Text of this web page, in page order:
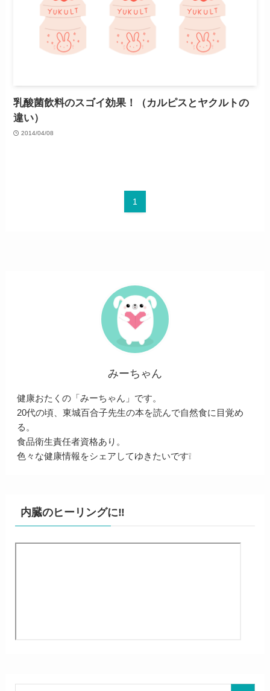
乳酸菌飲料のスゴイ効果！（カルピスとヤクルトの
違い）
2014/04/08
1
みーちゃん
健康おたくの「みーちゃん」です。
20代の頃、東城百合子先生の本を読んで自然食に目覚め
る。
食品衛生責任者資格あり。
色々な健康情報をシェアしてゆきたいです❕
内臓のヒーリングに‼